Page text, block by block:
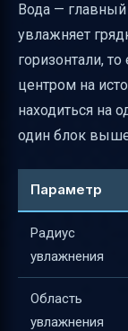
Вода — главный
увлажняет
горизонтали,
центром на
находиться на
один блок
Параметр
Радиус
увлажнения
Область
увлажнения